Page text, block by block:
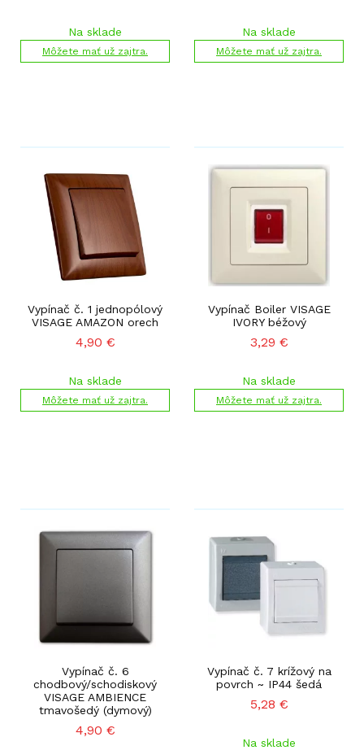
Na sklade
Môžete mať už zajtra.
Na sklade
Môžete mať už zajtra.
Vypínač č. 1 jednopólový
VISAGE AMAZON orech
4,90 €
Na sklade
Môžete mať už zajtra.
Vypínač Boiler VISAGE
IVORY béžový
3,29 €
Na sklade
Môžete mať už zajtra.
Vypínač č. 6
chodbový/schodiskový
VISAGE AMBIENCE
tmavošedý (dymový)
4,90 €
Vypínač č. 7 krížový na
povrch ~ IP44 šedá
5,28 €
Na sklade